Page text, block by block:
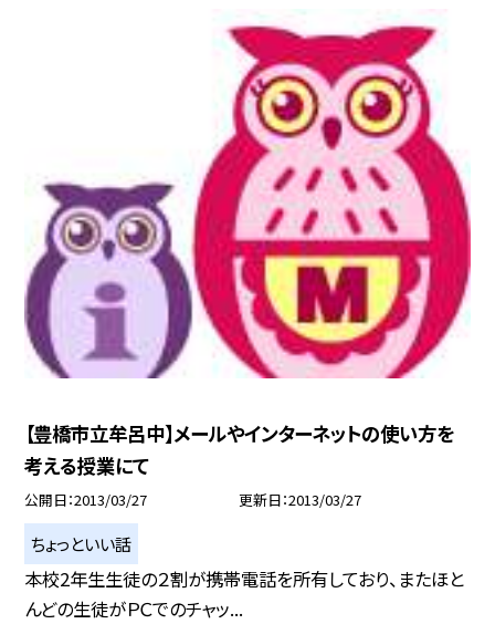
【豊橋市立牟呂中】メールやインターネットの使い方を
考える授業にて
公開日 2013/03/27 更新日 2013/03/27
ちょっといい話
本校2年生生徒の２割が携帯電話を所有しており、またほと
んどの生徒がＰＣでのチャッ...